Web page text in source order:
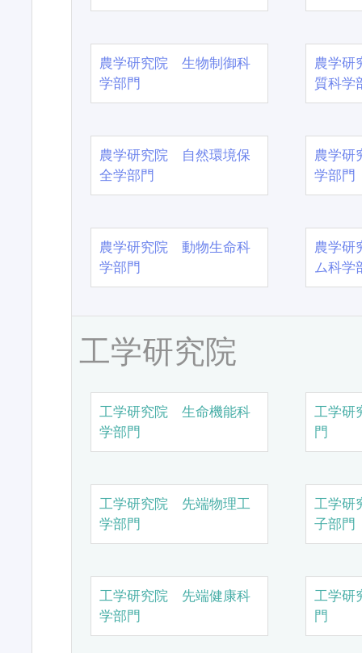
農学研究院 生物制御科
学部門
農学
質科学
農学研究院 自然環境保
全学部門
農学
学部門
農学研究院 動物生命科
学部門
農学
ム科学
工学研究院
工学研究院 生命機能科
学部門
工学研
門
工学研究院 先端物理工
学部門
工学研
子部門
工学研究院 先端健康科
学部門
工学研
門